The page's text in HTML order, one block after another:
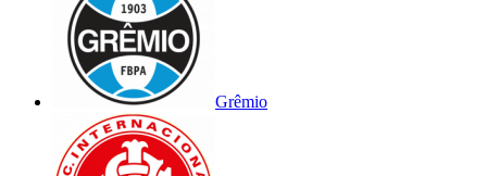
Grêmio